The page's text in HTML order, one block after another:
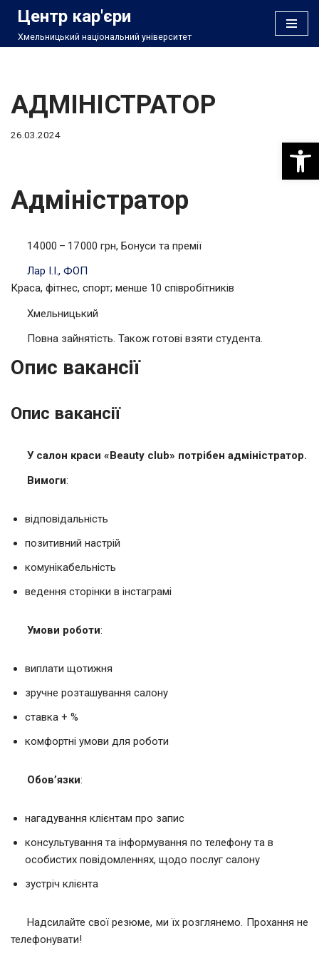
Перейти
Центр кар'єри
Хмельницький національний університет
АДМІНІСТРАТОР
26.03.2024
Адміністратор
14 000 – 17 000 грн, Бонуси та премії
Лар І.І., ФОП
Краса, фітнес, спорт; менше 10 співробітників
Хмельницький
Повна зайнятість. Також готові взяти студента.
Опис вакансії
Опис вакансії
У салон краси «Beauty club» потрібен адміністратор.
Вимоги:
відповідальність
позитивний настрій
комунікабельність
ведення сторінки в інстаграмі
Умови роботи:
виплати щотижня
зручне розташування салону
ставка + %
комфортні умови для роботи
Обов’язки:
нагадування клієнтам про запис
консультування та інформування по телефону та в
особистих повідомленнях, щодо послуг салону
зустріч клієнта
Надсилайте свої резюме, ми їх розглянемо. Прохання не
телефонувати!